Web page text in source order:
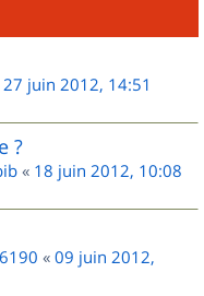
27 juin 2012, 14:51
?
« 18 juin 2012, 10:08
« 09 juin 2012,